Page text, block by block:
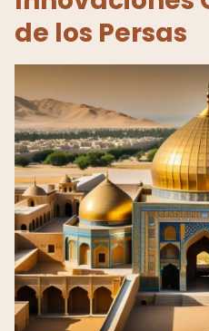
de los Persas